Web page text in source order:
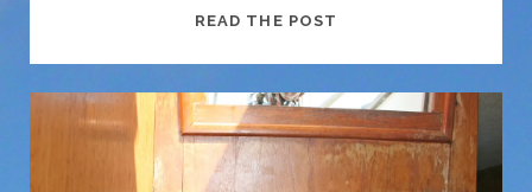
READ THE POST
ELASTIQUE